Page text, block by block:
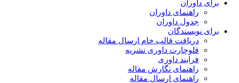
برای داوران
راهنمای داوران
جدول داوران
برای نویسندگان
دریافت قالب خام ارسال مقاله
فلوچارت داوری نشریه
فرایند داوری
راهنمای نگارش مقاله
راهنمای ارسال مقاله